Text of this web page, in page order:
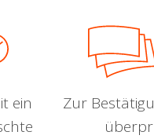
ein
Zur